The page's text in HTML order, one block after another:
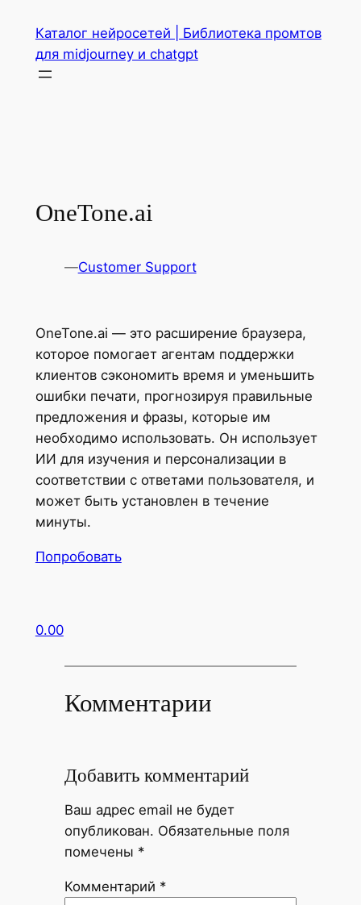
содержимому
Каталог нейросетей | Библиотека промтов
для midjourney и chatgpt
OneTone.ai
—Customer Support
OneTone.ai — это расширение браузера,
которое помогает агентам поддержки
клиентов сэкономить время и уменьшить
ошибки печати, прогнозируя правильные
предложения и фразы, которые им
необходимо использовать. Он использует
ИИ для изучения и персонализации в
соответствии с ответами пользователя, и
может быть установлен в течение
минуты.
Попробовать
0.00
Комментарии
Добавить комментарий
Ваш адрес email не будет
опубликован. Обязательные поля
помечены *
Комментарий *